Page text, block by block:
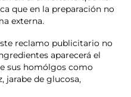
que en la preparación no
externa.
reclamo publicitario no
aparecerá el
sus homólgos como
jarabe de glucosa,